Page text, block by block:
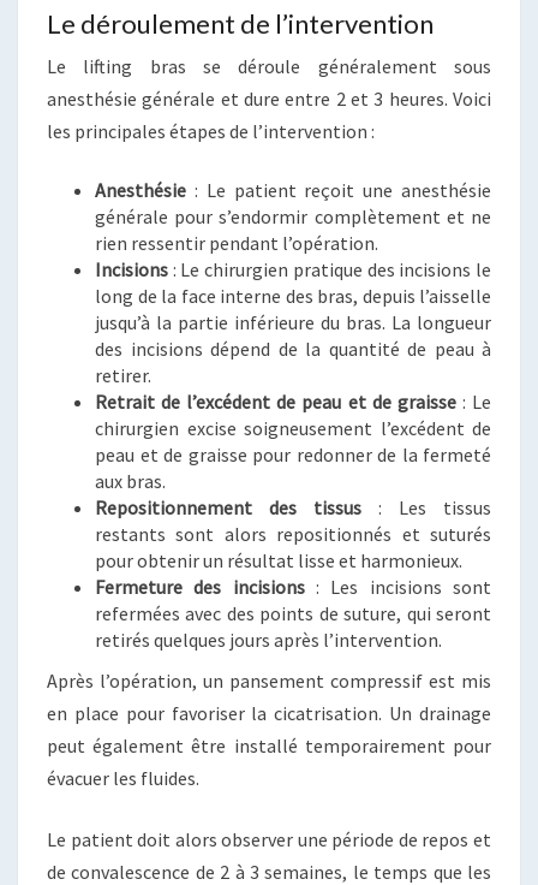
Le déroulement de l’intervention
Le lifting bras se déroule généralement sous
anesthésie générale et dure entre 2 et 3 heures. Voici
les principales étapes de l’intervention :
Anesthésie : Le patient reçoit une anesthésie
générale pour s’endormir complètement et ne
rien ressentir pendant l’opération.
Incisions : Le chirurgien pratique des incisions le
long de la face interne des bras, depuis l’aisselle
jusqu’à la partie inférieure du bras. La longueur
des incisions dépend de la quantité de peau à
retirer.
Retrait de l’excédent de peau et de graisse: Le
chirurgien excise soigneusement l’excédent de
peau et de graisse pour redonner de la fermeté
aux bras.
Repositionnement des tissus : Les tissus
restants sont alors repositionnés et suturés
pour obtenir un résultat lisse et harmonieux.
Fermeture des incisions: Les incisions sont
refermées avec des points de suture, qui seront
retirés quelques jours après l’intervention.
Après l’opération, un pansement compressif est mis
en place pour favoriser la cicatrisation. Un drainage
peut également être installé temporairement pour
évacuer les fluides.
Le patient doit alors observer une période de repos et
de convalescence de 2 à 3 semaines, le temps que les